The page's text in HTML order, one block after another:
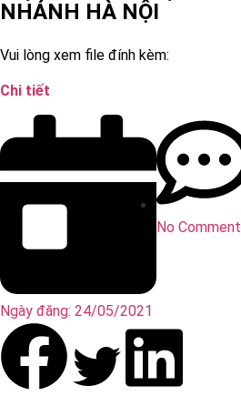
NHÁNH HÀ NỘI
Vui lòng xem file đính kèm:
Chi tiết
Ngày đăng: 24/05/2021
No